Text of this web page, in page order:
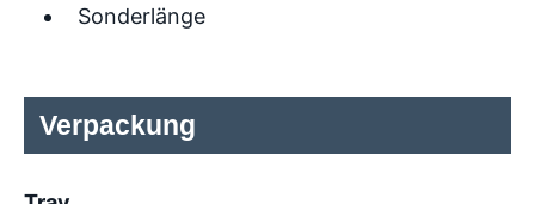
Sonderlänge
Verpackung